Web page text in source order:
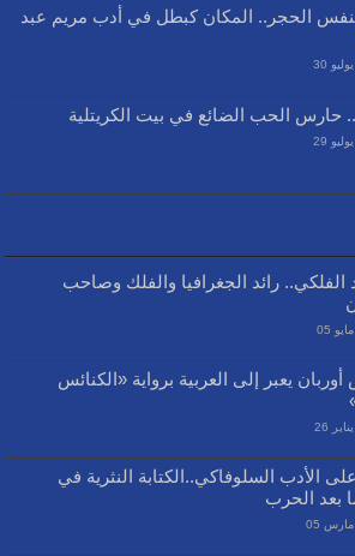
الحجر.. المكان كبطل في أدب مريم عبد
حارس الحب الضائع في بيت الكريتلية
رائد الجغرافيا والفلك وصاحب
يعبر إلى العربية برواية «الكنائس
الأدب السلوفاكي..الكتابة النثرية في
بعد الحرب